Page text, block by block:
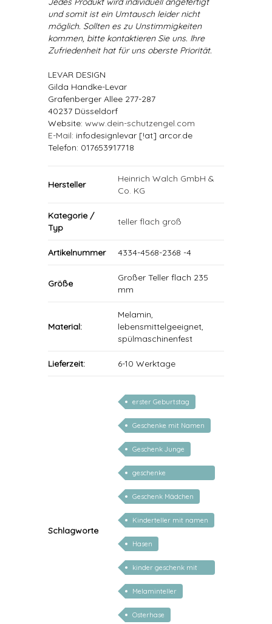
und somit ist ein Umtausch leider nicht
möglich. Sollten es zu Unstimmigkeiten
kommen, bitte kontaktieren Sie uns. Ihre
Zufriedenheit hat für uns oberste Priorität.
LEVAR DESIGN
Gilda Handke-Levar
Grafenberger Allee 277-287
40237 Düsseldorf
Website: www.dein-schutzengel.com
E-Mail: infodesignlevar [!at] arcor.de
Telefon: 017653917718
Hersteller
Heinrich Walch GmbH &
Co. KG
Kategorie /
Typ
teller flach groß
Artikelnummer 4334-4568-2368 -4
Größe
Großer Teller flach 235
mm
Material:
Melamin,
lebensmittelgeeignet,
spülmaschinenfest
Lieferzeit: 6-10 Werktage
Schlagworte
erster Geburtstag
Geschenke mit Namen
Geschenk Junge
geschenke
personalisiert kinder
Geschenk Mädchen
Kinderteller mit namen
Hasen
kinder geschenk mit
namen
Melaminteller
Osterhase